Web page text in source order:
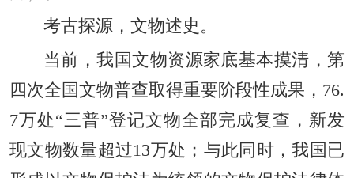
考古探源，文物述史。
当前，我国文物资源家底基本摸清，第
四次全国文物普查取得重要阶段性成果，76.
7万处“三普”登记文物全部完成复查，新发
现文物数量超过13万处；与此同时，我国已